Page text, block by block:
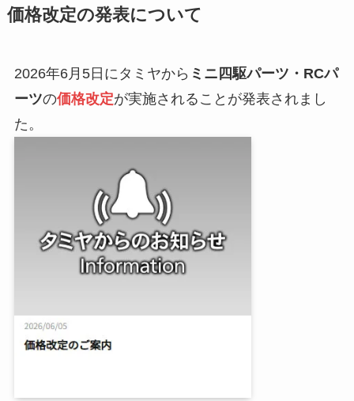
価格改定の発表について
2026年6月5日にタミヤから ミニ四駆パーツ・RCパ
ーツの価格改定が実施されることが発表されまし
た。